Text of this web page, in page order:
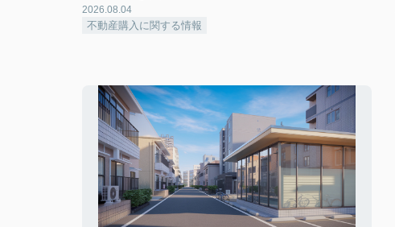
2026.08.04
不動産購入に関する情報